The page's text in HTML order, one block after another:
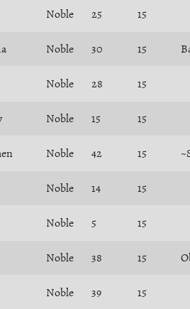
Noble 25 15
Noble 30 15
Noble 28 15
Noble 15 15
Noble 42 15
Noble 14 15
Noble 5 15
Noble 38 15
Noble 39 15